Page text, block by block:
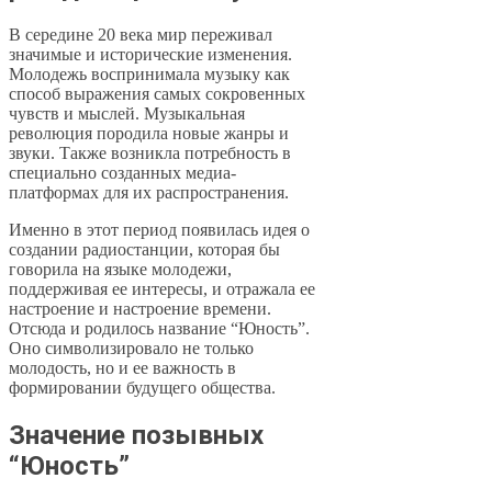
В середине 20 века мир переживал
значимые и исторические изменения.
Молодежь воспринимала музыку как
способ выражения самых сокровенных
чувств и мыслей. Музыкальная
революция породила новые жанры и
звуки. Также возникла потребность в
специально созданных медиа-
платформах для их распространения.
Именно в этот период появилась идея о
создании радиостанции, которая бы
говорила на языке молодежи,
поддерживая ее интересы, и отражала ее
настроение и настроение времени.
Отсюда и родилось название “Юность”.
Оно символизировало не только
молодость, но и ее важность в
формировании будущего общества.
Значение позывных
“Юность”